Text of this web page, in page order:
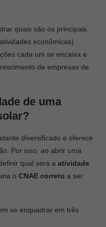
quais são os principais
econômicas)
cada um se encaixa e
de empresas de
de uma
diversificado e oferece
Por isso, ao abrir uma
qual será a atividade
o CNAE correto a ser
se enquadrar em três